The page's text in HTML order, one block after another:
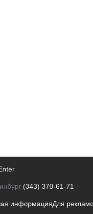
(343) 370-61-71
информацияДля